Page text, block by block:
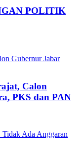
POLITIK
Calon
PKS dan PAN